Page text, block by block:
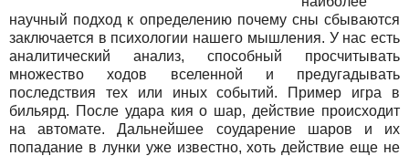
научный подход к определению почему сны сбываются
заключается в психологии нашего мышления. У нас есть
аналитический анализ, способный просчитывать
множество ходов вселенной и предугадывать
последствия тех или иных событий. Пример игра в
бильярд. После удара кия о шар, действие происходит
на автомате. Дальнейшее соударение шаров и их
попадание в лунки уже известно, хоть действие еще не